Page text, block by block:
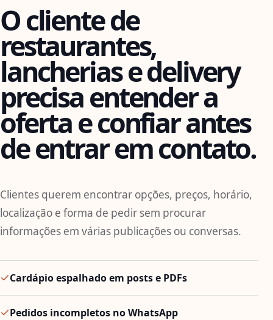
O cliente de
restaurantes,
lancherias e delivery
precisa entender a
oferta e confiar antes
de entrar em contato.
Clientes querem encontrar opções, preços, horário,
localização e forma de pedir sem procurar
informações em várias publicações ou conversas.
Cardápio espalhado em posts e PDFs
Pedidos incompletos no WhatsApp